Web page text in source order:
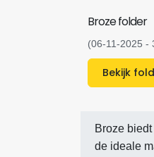
Broze folder
(06-11-2025 -
Broze
de ideale